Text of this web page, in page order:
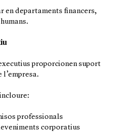
departaments financers,
proporcionen suport
professionals
corporatius